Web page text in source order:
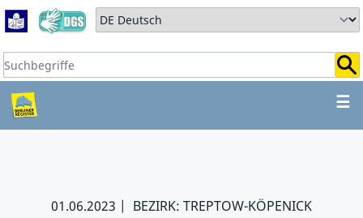
Zum Hauptbereich springen
Zum Hauptmenü springen
Sprache auswählen:
Suchbegriffe:
☰
ZUM HAUPTBEREICH
01.06.2023 BEZIRK: TREPTOW-KÖPENICK